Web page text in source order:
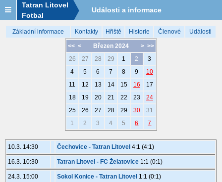
Tatran Litovel
Fotbal
Události a informace
Základní informace Kontakty Hřiště Historie Členové Události
<< < > >>
Březen 2024
26
27 28 29 1 2
3
4
5 6 7 8 9
10
11
12 13 14 15 16
17
18
19 20 21 22 23
24
25
26 27 28 29 30
31
1
2 3 4 5 6 7
10.3. 14:30 Čechovice - Tatran Litovel 4:1 (4:1)
16.3. 10:30 Tatran Litovel - FC Želatovice 1:1 (0:1)
24.3. 15:00 Sokol Konice - Tatran Litovel 1:1 (0:1)